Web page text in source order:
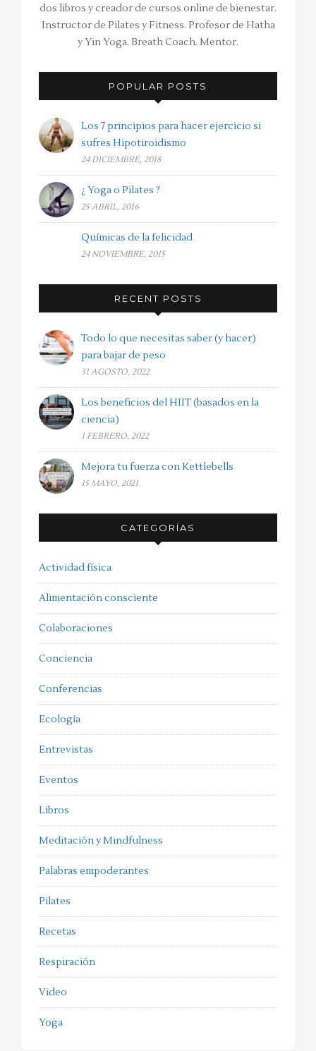
dos libros y creador de cursos online de bienestar.
Instructor de Pilates y Fitness. Profesor de Hatha
y Yin Yoga. Breath Coach. Mentor.
POPULAR POSTS
Los 7 principios para hacer ejercicio si
sufres Hipotiroidismo
24 DICIEMBRE, 2018
¿ Yoga o Pilates ?
25 ABRIL, 2016
Químicas de la felicidad
24 NOVIEMBRE, 2015
RECENT POSTS
Todo lo que necesitas saber (y hacer)
para bajar de peso
31 AGOSTO, 2022
Los beneficios del HIIT (basados en la
ciencia)
1 FEBRERO, 2022
Mejora tu fuerza con Kettlebells
15 MAYO, 2021
CATEGORÍAS
Actividad física
Alimentación consciente
Colaboraciones
Conciencia
Conferencias
Ecología
Entrevistas
Eventos
Libros
Meditación y Mindfulness
Palabras empoderantes
Pilates
Recetas
Respiración
Video
Yoga